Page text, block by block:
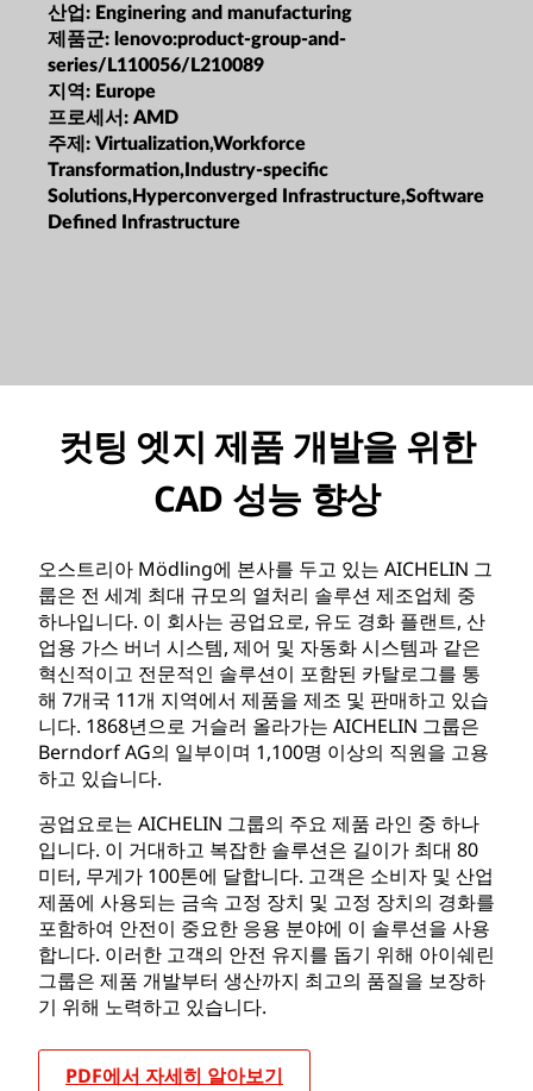
산업: Enginering and manufacturing
제품군: lenovo:product-group-and-
series/L110056/L210089
지역: Europe
프로세서: AMD
주제: Virtualization,Workforce
Transformation,Industry-specific
Solutions,Hyperconverged Infrastructure,Software
Defined Infrastructure
컷팅 엣지 제품 개발을 위한
CAD 성능 향상
오스트리아 Mödling에 본사를 두고 있는 AICHELIN 그
룹은 전 세계 최대 규모의 열처리 솔루션 제조업체 중
하나입니다. 이 회사는 공업요로, 유도 경화 플랜트, 산
업용 가스 버너 시스템, 제어 및 자동화 시스템과 같은
혁신적이고 전문적인 솔루션이 포함된 카탈로그를 통
해 7개국 11개 지역에서 제품을 제조 및 판매하고 있습
니다. 1868년으로 거슬러 올라가는 AICHELIN 그룹은
Berndorf AG의 일부이며 1,100명 이상의 직원을 고용
하고 있습니다.
공업요로는 AICHELIN 그룹의 주요 제품 라인 중 하나
입니다. 이 거대하고 복잡한 솔루션은 길이가 최대 80
미터, 무게가 100톤에 달합니다. 고객은 소비자 및 산업
제품에 사용되는 금속 고정 장치 및 고정 장치의 경화를
포함하여 안전이 중요한 응용 분야에 이 솔루션을 사용
합니다. 이러한 고객의 안전 유지를 돕기 위해 아이쉐린
그룹은 제품 개발부터 생산까지 최고의 품질을 보장하
기 위해 노력하고 있습니다.
PDF에서 자세히 알아보기